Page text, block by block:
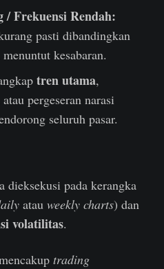
/ Frekuensi Rendah:
pasti dibandingkan
kesabaran.
tren utama,
pergeseran narasi
seluruh pasar.
dieksekusi pada kerangka
atau weekly charts) dan
volatilitas.
trading